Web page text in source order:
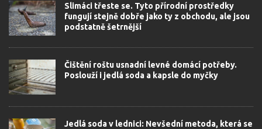
Slimáci třeste se. Tyto přírodní prostředky
fungují stejně dobře jako ty z obchodu, ale jsou
podstatně šetrnější
Čištění roštu usnadní levné domácí potřeby.
Poslouží i jedlá soda a kapsle do myčky
Jedlá soda v lednici: Nevšední metoda, která se